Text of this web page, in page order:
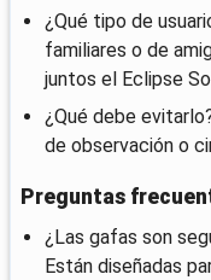
¿Qué tipo de
familiares o de
juntos el Eclipse
¿Qué debe
de observación o
Preguntas
¿Las gafas son
Están diseñadas